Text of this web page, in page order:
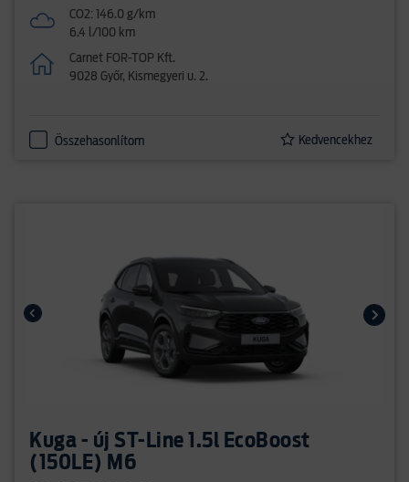
CO2: 146.0 g/km
6.4 l/100 km
Carnet FOR-TOP Kft.
9028 Győr, Kismegyeri u. 2.
Összehasonlítom Kedvencekhez
Kuga - új ST-Line 1.5l EcoBoost
(150LE) M6